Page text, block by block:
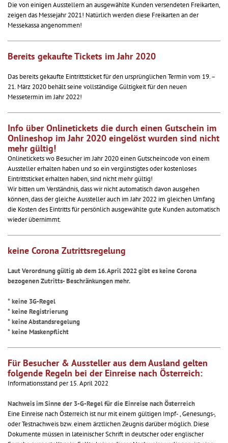
Die von einigen Ausstellern an ausgewählte Kunden versendeten Freikarten,
zeigen das Messejahr 2021! Natürlich werden diese Freikarten an der
Messekassa angenommen!
Bereits gekaufte Tickets im Jahr 2020
Das bereits gekaufte Eintrittsticket für den ursprünglichen Termin vom 19. –
21. März 2020 behält seine vollständige Gültigkeit für den neuen
Messetermin im Jahr 2022!
Info über Onlinetickets die durch einen Gutschein im
Onlineshop im Jahr 2020 eingelöst wurden sind nicht
mehr gültig!
Onlinetickets wo Besucher im Jahr 2020 einen Gutscheincode von einem
Aussteller erhalten haben und so ein vergünstigtes oder kostenloses
Eintrittsticket erhalten haben, sind nicht mehr gültig!
Wir bitten um Verständnis, dass wir nicht automatisch davon ausgehen
können, dass der gleiche Aussteller auch im Jahr 2022 im gleichen Umfang
die Kosten des Eintritts für persönlich ausgewählte gute Kunden automatisch
wieder übernimmt.
keine Corona Zutrittsregelung
Laut Verordnung gültig ab dem 16. April 2022 gibt es keine Corona
bezogenen Zutritts- Beschränkungen mehr.
* keine 3G-Regel
* keine Registrierung
* keine Abstandsregelung
* keine Maskenpflicht
Für Besucher & Aussteller aus dem Ausland gelten
folgende Regeln bei der Einreise nach Österreich:
Informationsstand per 15. April 2022
Nachweis im Sinne der 3-G-Regel für die Einreise nach Österreich
Eine Einreise nach Österreich ist nur mit einem gültigen Impf- , Genesungs-,
oder Testnachweis bzw. einem ärztlichen Zeugnis darüber möglich. Diese
Dokumente müssen in lateinischer Schrift in deutscher oder englischer